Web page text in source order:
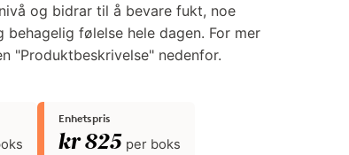
og bidrar til å bevare fukt, noe
følelse hele dagen. For mer
"Produktbeskrivelse" nedenfor.
Enhetspris
kr 825 per boks